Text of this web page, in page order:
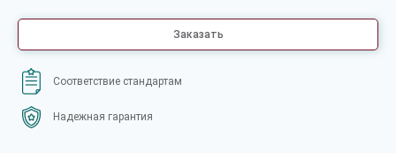
Заказать
Соответствие стандартам
Надежная гарантия